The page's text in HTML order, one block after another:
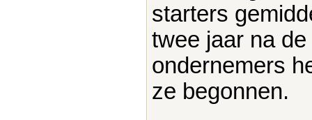
starters
twee jaar na
ondernemers
ze begonnen.